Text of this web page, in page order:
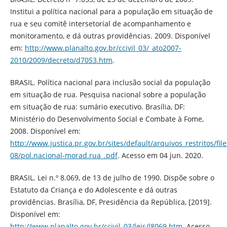
Institui a política nacional para a população em situação de
rua e seu comitê intersetorial de acompanhamento e
monitoramento, e dá outras providências. 2009. Disponível
em: http://www.planalto.gov.br/ccivil_03/_ato2007-
2010/2009/decreto/d7053.htm.
BRASIL. Política nacional para inclusão social da população
em situação de rua. Pesquisa nacional sobre a população
em situação de rua: sumário executivo. Brasília, DF:
Ministério do Desenvolvimento Social e Combate à Fome,
2008. Disponível em:
http://www.justica.pr.gov.br/sites/default/arquivos_restritos/
08/pol.nacional-morad.rua_.pdf. Acesso em 04 jun. 2020.
BRASIL. Lei n.º 8.069, de 13 de julho de 1990. Dispõe sobre o
Estatuto da Criança e do Adolescente e dá outras
providências. Brasília, DF, Presidência da República, [2019].
Disponível em: